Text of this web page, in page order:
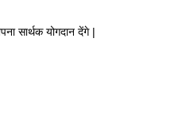
सार्थक योगदान देंगे |